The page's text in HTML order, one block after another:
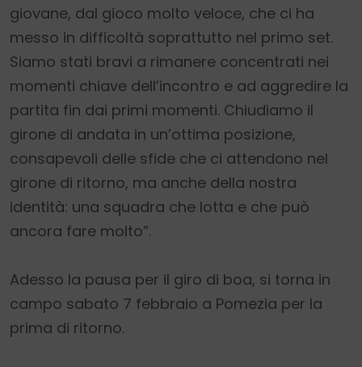
giovane, dal gioco molto veloce, che ci ha
messo in difficoltà soprattutto nel primo set.
Siamo stati bravi a rimanere concentrati nei
momenti chiave dell’incontro e ad aggredire la
partita fin dai primi momenti. Chiudiamo il
girone di andata in un’ottima posizione,
consapevoli delle sfide che ci attendono nel
girone di ritorno, ma anche della nostra
identità: una squadra che lotta e che può
ancora fare molto”.
Adesso la pausa per il giro di boa, si torna in
campo sabato 7 febbraio a Pomezia per la
prima di ritorno.